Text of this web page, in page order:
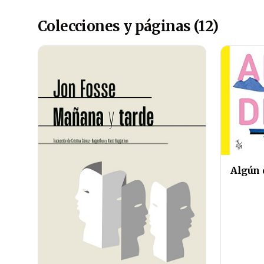
Colecciones y páginas (12)
Algún